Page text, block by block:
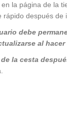
la página de la
después
debe
al
la cesta